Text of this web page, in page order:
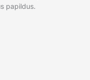
papildus.